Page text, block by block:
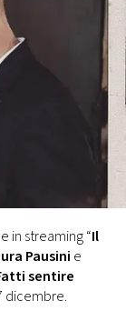
in streaming “Il
Pausini e
sentire
dicembre.